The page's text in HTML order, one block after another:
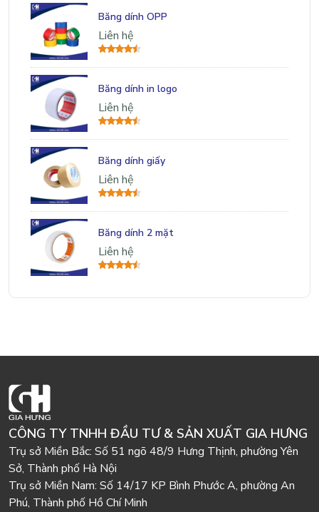
Băng dính OPP
Liên hệ
Băng dính in logo
Liên hệ
Băng dính giấy
Liên hệ
Băng dính 2 mặt
Liên hệ
CÔNG TY TNHH ĐẦU TƯ & SẢN XUẤT GIA HƯNG
Trụ sở Miền Bắc: Số 51 ngõ 48/9 Hưng Thịnh, phường Yên
Sở, Thành phố Hà Nội
Trụ sở Miền Nam: Số 14/17 KP Bình Phước A, phường An
Phú, Thành phố Hồ Chí Minh